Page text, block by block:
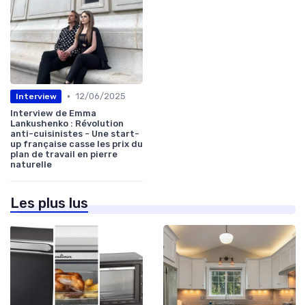
Interview • 12/06/2025
Interview de Emma
Lankushenko : Révolution
anti-cuisinistes - Une start-
up française casse les prix du
plan de travail en pierre
naturelle
Les plus lus